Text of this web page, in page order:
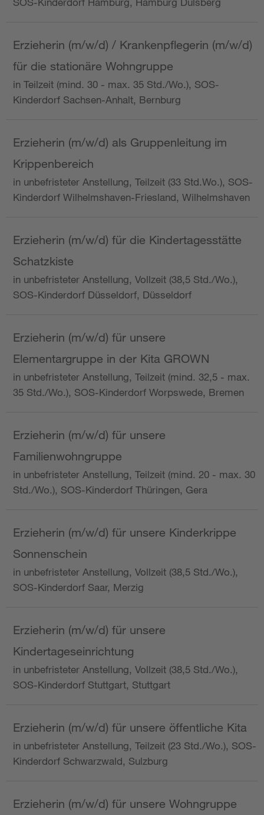
Erzieherin (m/w/d) / Krankenpflegerin (m/w/d)
für die stationäre Wohngruppe
in Teilzeit (mind. 30 - max. 35 Std./Wo.), SOS-
Kinderdorf Sachsen-Anhalt, Bernburg
Erzieherin (m/w/d) als Gruppenleitung im
Krippenbereich
in unbefristeter Anstellung, Teilzeit (33 Std.Wo.), SOS-
Kinderdorf Wilhelmshaven-Friesland, Wilhelmshaven
Erzieherin (m/w/d) für die Kindertagesstätte
Schatzkiste
in unbefristeter Anstellung, Vollzeit (38,5 Std./Wo.),
SOS-Kinderdorf Düsseldorf, Düsseldorf
Erzieherin (m/w/d) für unsere
Elementargruppe in der Kita GROWN
in unbefristeter Anstellung, Teilzeit (mind. 32,5 - max.
35 Std./Wo.), SOS-Kinderdorf Worpswede, Bremen
Erzieherin (m/w/d) für unsere
Familienwohngruppe
in unbefristeter Anstellung, Teilzeit (mind. 20 - max. 30
Std./Wo.), SOS-Kinderdorf Thüringen, Gera
Erzieherin (m/w/d) für unsere Kinderkrippe
Sonnenschein
in unbefristeter Anstellung, Vollzeit (38,5 Std./Wo.),
SOS-Kinderdorf Saar, Merzig
Erzieherin (m/w/d) für unsere
Kindertageseinrichtung
in unbefristeter Anstellung, Vollzeit (38,5 Std./Wo.),
SOS-Kinderdorf Stuttgart, Stuttgart
Erzieherin (m/w/d) für unsere öffentliche Kita
in unbefristeter Anstellung, Teilzeit (23 Std./Wo.), SOS-
Kinderdorf Schwarzwald, Sulzburg
Erzieherin (m/w/d) für unsere Wohngruppe